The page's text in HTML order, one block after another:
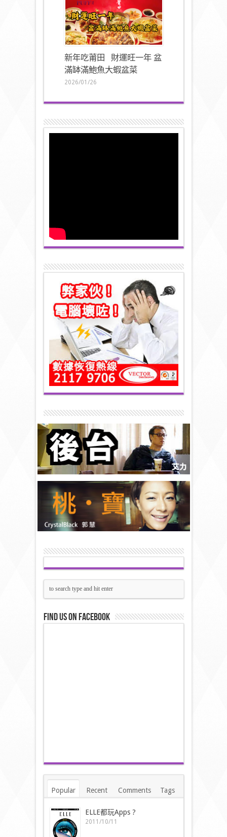
同步登場
2026/01/27
新年吃莆田 財運旺一年 盆
滿缽滿鮑魚大蝦盆菜
2026/01/26
Find us on Facebook
Popular Recent Comments Tags
ELLE都玩Apps ?
2011/10/11